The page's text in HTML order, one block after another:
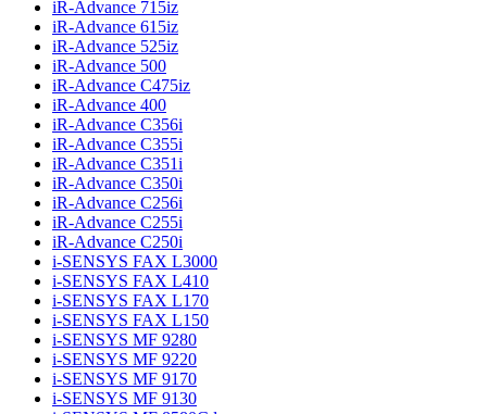
iR-Advance 715iz
iR-Advance 615iz
iR-Advance 525iz
iR-Advance 500
iR-Advance C475iz
iR-Advance 400
iR-Advance C356i
iR-Advance C355i
iR-Advance C351i
iR-Advance C350i
iR-Advance C256i
iR-Advance C255i
iR-Advance C250i
i-SENSYS FAX L3000
i-SENSYS FAX L410
i-SENSYS FAX L170
i-SENSYS FAX L150
i-SENSYS MF 9280
i-SENSYS MF 9220
i-SENSYS MF 9170
i-SENSYS MF 9130